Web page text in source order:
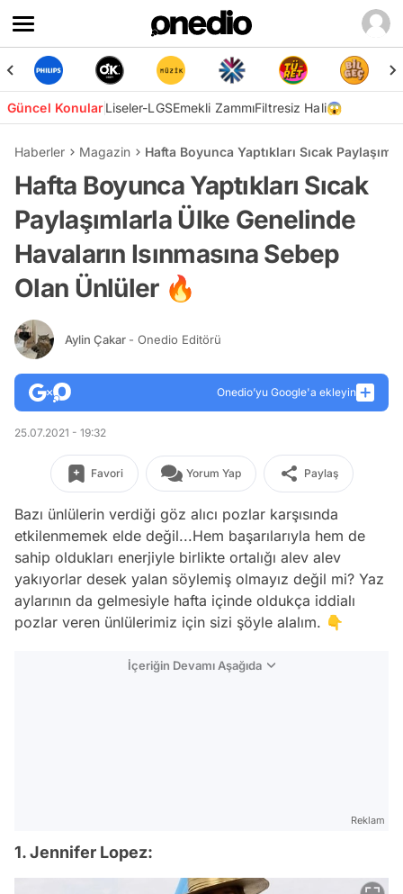
Güncel KonularLiseler-LGSEmekli ZammıFiltresiz Hali😱
Haberler Magazin Hafta Boyunca Yaptıkları Sıcak
Hafta Boyunca Yaptıkları Sıcak
Paylaşımlarla Ülke Genelinde
Havaların Isınmasına Sebep
Olan Ünlüler 🔥
Aylin Çakar - Onedio Editörü
Onedio’yu Google'a ekleyin
25.07.2021 - 19:32
Favori Yorum Yap Paylaş
Bazı ünlülerin verdiği göz alıcı pozlar karşısında
etkilenmemek elde değil...Hem başarılarıyla hem de
sahip oldukları enerjiyle birlikte ortalığı alev alev
yakıyorlar desek yalan söylemiş olmayız değil mi? Yaz
aylarının da gelmesiyle hafta içinde oldukça iddialı
pozlar veren ünlülerimiz için sizi şöyle alalım. 👇
İçeriğin Devamı Aşağıda
Reklam
1. Jennifer Lopez: